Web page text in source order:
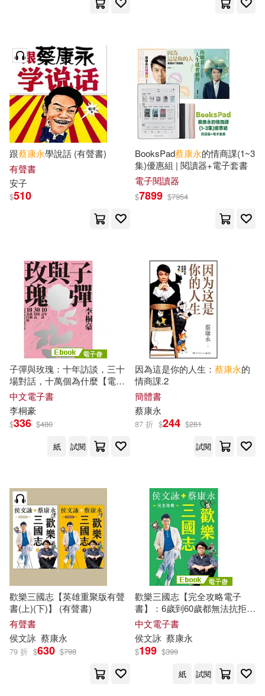
跟蔡康永學說話 (有聲書)
有聲書
安子
$510
BooksPad蔡康永的情商課(1~3
集)優惠組 | 閱讀器+電子套書
電子閱讀器
$7899 $7954
子彈與玫瑰：十年訪談，三十
場對話，十萬個為什麼【電子
書限定收錄：那些
孩的事】 (電子書)
中文電子書
李桐豪
$336 $480
紙
試閱
因為這是你的人生： 蔡康永的
情商課.2
簡體書
蔡康永
87 折 $244 $281
試閱
歡樂三國志【英雄重聚版有聲
書(上)(下)】 (有聲書)
有聲書
侯文詠 蔡康永
79 折 $630 $798
歡樂三國志【完全攻略電子
書】：6歲到60歲都無法抗拒!
最好玩好笑的三國之旅，首度
推出電子書! (電子書)
中文電子書
侯文詠 蔡康永
$199 $399
紙
試閱